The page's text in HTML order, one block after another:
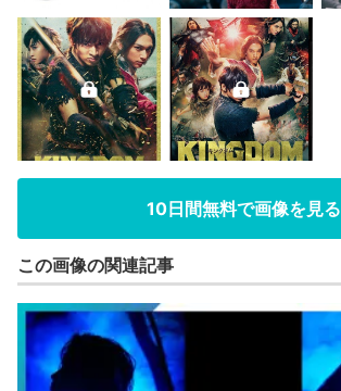
10日間無料で画像を見る
この画像の関連記事